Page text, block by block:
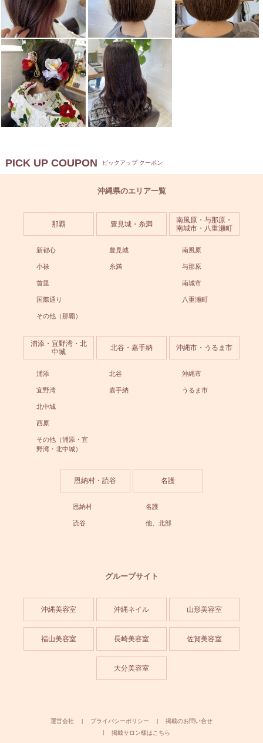
PICK UP COUPON ピックアップ クーポン
沖縄県のエリア一覧
那覇
新都心
小禄
首里
国際通り
その他（那覇）
豊見城・糸満
豊見城
糸満
南風原・与那原・
南城市・八重瀬町
南風原
与那原
南城市
八重瀬町
浦添・宜野湾・北
中城
浦添
宜野湾
北中城
西原
その他（浦添・宜
野湾・北中城）
北谷・嘉手納
北谷
嘉手納
沖縄市・うるま市
沖縄市
うるま市
恩納村・読谷
恩納村
読谷
名護
名護
他、北部
グループサイト
沖縄美容室 沖縄ネイル 山形美容室
福山美容室 長崎美容室 佐賀美容室
大分美容室
運営会社 プライバシーポリシー
掲載のお問い合せ
掲載サロン様はこちら